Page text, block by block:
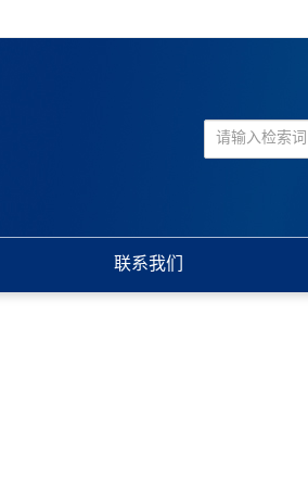
联系我们